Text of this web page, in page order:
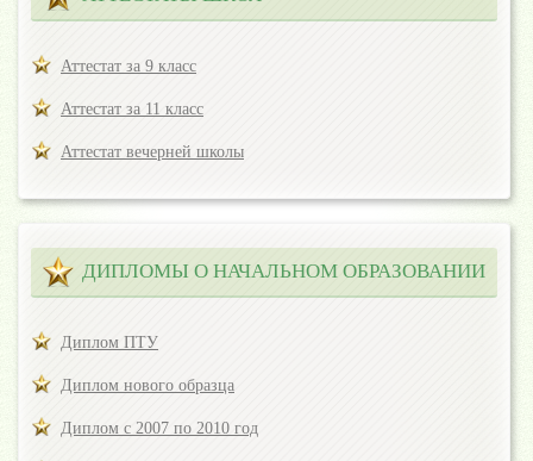
Аттестат за 9 класс
Аттестат за 11 класс
Аттестат вечерней школы
ДИПЛОМЫ О НАЧАЛЬНОМ ОБРАЗОВАНИИ
Диплом ПТУ
Диплом нового образца
Диплом с 2007 по 2010 год